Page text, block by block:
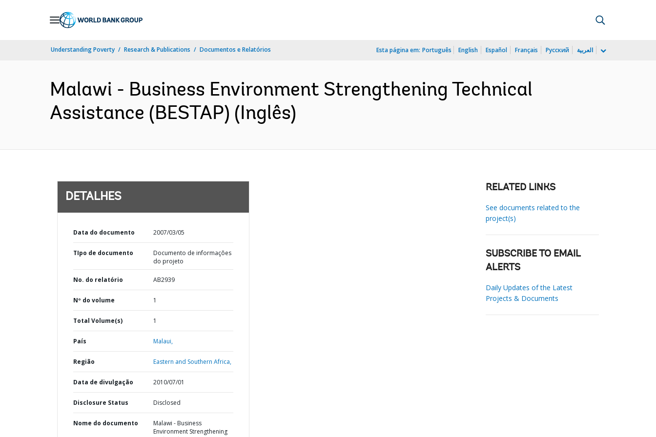
Understanding Poverty Research & Publications Documentos e Relatórios Esta página em: Português English Español Français Русский العربية
Malawi - Business Environment Strengthening Technical
Assistance (BESTAP) (Inglês)
DETALHES
Data do documento 2007/03/05
TIpo de documento
Documento de informações
do projeto
No. do relatório AB2939
Nº do volume 1
Total Volume(s) 1
País Malaui,
Região Eastern and Southern Africa,
Data de divulgação 2010/07/01
Disclosure Status Disclosed
Nome do documento
Malawi - Business
Environment Strengthening
RELATED LINKS
See documents related to the
project(s)
SUBSCRIBE TO EMAIL
ALERTS
Daily Updates of the Latest
Projects & Documents